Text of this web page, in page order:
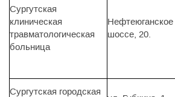
Сургутская
клиническая
травматологическая
больница
Нефтеюганское
шоссе, 20.
Сургутская городская